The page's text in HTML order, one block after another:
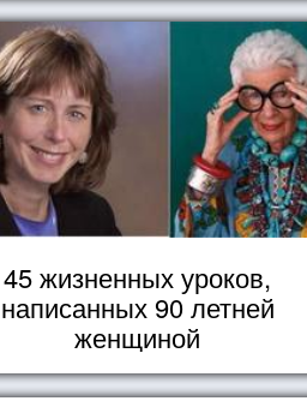
45 жизненных уроков,
написанных 90 летней
женщиной